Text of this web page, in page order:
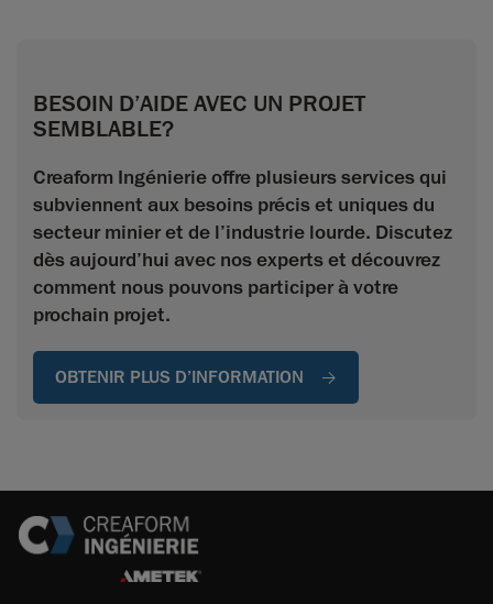
BESOIN D’AIDE AVEC UN PROJET
SEMBLABLE?
Creaform Ingénierie offre plusieurs services qui
subviennent aux besoins précis et uniques du
secteur minier et de l’industrie lourde. Discutez
dès aujourd’hui avec nos experts et découvrez
comment nous pouvons participer à votre
prochain projet.
OBTENIR PLUS D’INFORMATION